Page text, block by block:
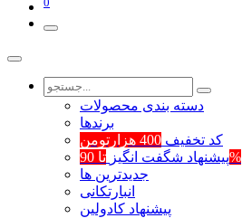
دسته بندی محصولات
برند‌ها
کد تخفیف 400 هزارتومن
پیشنهاد شگفت انگیزتا 90%
جدیدترین ها
انبارتکانی
پیشنهاد کادولین